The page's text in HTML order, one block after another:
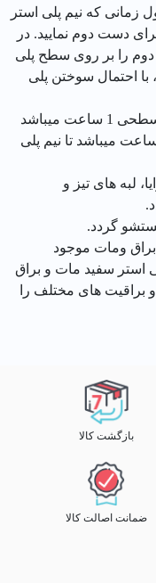
زمانی که نیم پلی استر
دست دوم نمایید. در
را بر روی سطح پلی
احتمال سوختن پلی
بطور متوسط زمان خشک شدن اولیه یا سطحی 1 ساعت میباشد
زمان مورد نیاز خشک شدن نهایی 8 ساعت میباشد تا نیم پلی
لبه های تیز و
گردد.
ومات موجود
استر سفید مات و براق
براقیت های مختلف را
بازگشت کالا
ضمانت اصالت کالا